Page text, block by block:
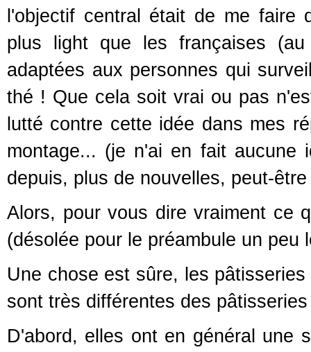
l'objectif central était de me faire
plus light que les françaises
adaptées aux personnes qui
thé ! Que cela soit vrai ou pas
lutté contre cette idée dans mes
montage... (je n'ai en fait aucune
depuis, plus de nouvelles, peut-
Alors, pour vous dire vraiment ce
(désolée pour le préambule un peu
Une chose est sûre, les
sont très différentes des
D'abord, elles ont en général une